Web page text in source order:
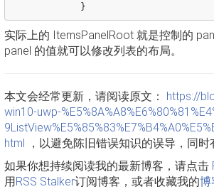
}
实际上的 ItemsPanelRoot 就是控制的
panel 的值就可以修改列表的布局。
本文会经常更新，请阅读原文： https://
win10-uwp-
html ，以避免陈旧错误知识的误导，同时
如果你想持续阅读我的最新博客，请点击
用RSS Stalker订阅博客，或者收藏我的博